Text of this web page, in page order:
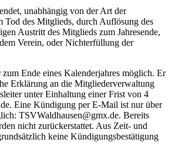
unabhängig von der Art der
Tod des Mitglieds, durch Auflösung des
Austritt des Mitglieds zum Jahresende,
Verein, oder Nichterfüllung der
Ende eines Kalenderjahres möglich. Er
Erklärung an die Mitgliederverwaltung
unter Einhaltung einer Frist von 4
Eine Kündigung per E-Mail ist nur über
TSVWaldhausen@gmx.de. Bereits
nicht zurückerstattet. Aus Zeit- und
keine Kündigungsbestätigung